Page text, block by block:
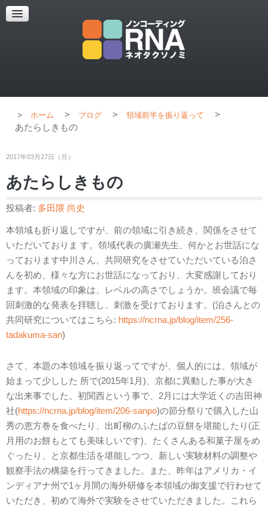
超解像顕微鏡
超解像顕微鏡の紹介
ホーム > ブログ > 領域前半を振り返って
>
あたらしきもの
2017年03月27日（月）
あたらしきもの
投稿者: 多田隈 尚史
本領域も折り返しですが、前の領域に引き続き、関係をさせて
いただいておりま す。領域代表の廣瀬先生、何かとお世話にな
っております中川さん、共同研究をさせていただいている泊さ
んを初め、様々な方にお世話になっており、大変感謝しており
ます。本領域の印象は、レベルの高さでしょうか。班会議で毎
回刺激的な発表を拝聴し、刺激を受けております。(泊さんとの
共同研究についてはこちら: https://ncrna.jp/blog/item/256-
tadakuma-san)
さて、本題の本領域を振り返ってですが、個人的には、領域が
始まって少しした 所で(2015年1月)、京都に異動した事が大き
な出来事でした。初関西という事で、2月には大学近くの吉田神
社(https://ncrna.jp/blog/item/206-sanpo)の節分祭りで購入した山
秀の恵方巻を食べたり、出町柳のふたばの豆餅を堪能したり(正
月用のお餅もとても美味しいです)、たくさんある和菓子屋をめ
ぐったり、と京都生活を堪能しつつ、新しい実験材料の調整や
観察手法の構築を行ってきました。また、昨年はアメリカ・イ
ンディアナ州で1ヶ月間の海外研修を本領域の御支援で行わせて
いただき、初めて海外で実験をさせていただきました。これら